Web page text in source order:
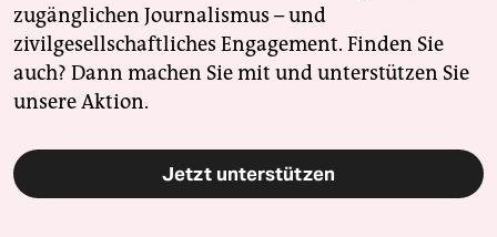
zugänglichen Journalismus – und
zivilgesellschaftliches Engagement. Finden Sie
auch? Dann machen Sie mit und unterstützen Sie
unsere Aktion.
Jetzt unterstützen